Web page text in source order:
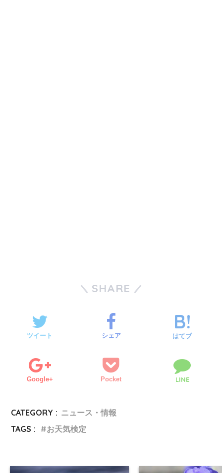
SHARE
ツイート シェア はてブ
Google+ Pocket LINE
CATEGORY : ニュース・情報
TAGS :
お天気検定